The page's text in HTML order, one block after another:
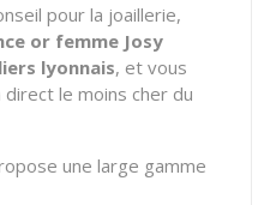
pour la joaillerie,
or femme Josy
lyonnais, et vous
le moins cher du
une large gamme